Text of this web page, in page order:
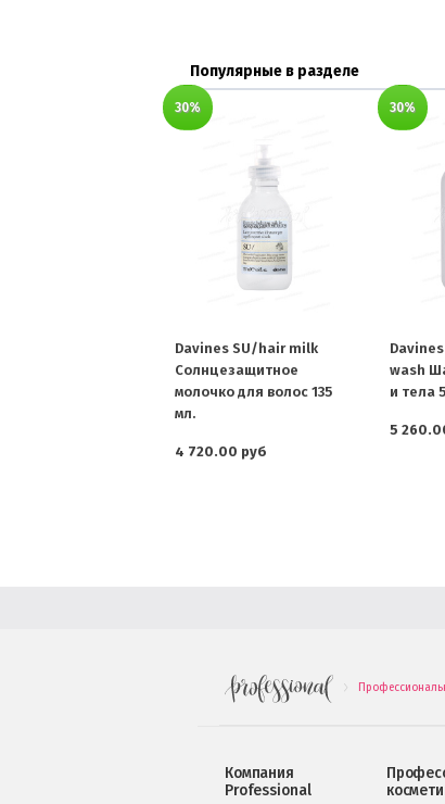
Популярные в разделе
30%
Davines SU/hair milk
Солнцезащитное
молочко для волос 135
мл.
4 720.00 руб
30%
wash
и тела
5
Компания
Professional